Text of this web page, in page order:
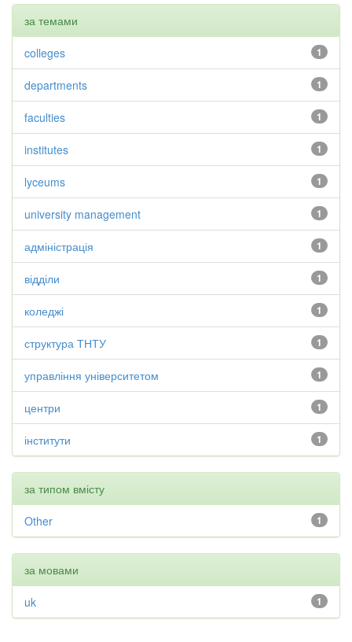
за темами
1
colleges
1
departments
1
faculties
1
institutes
1
lyceums
1
university management
1
адміністрація
1
відділи
1
коледжі
1
структура ТНТУ
1
управління університетом
1
центри
1
інститути
за типом вмісту
1
Other
за мовами
1
uk